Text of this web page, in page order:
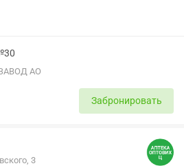
АО
Забронировать
3